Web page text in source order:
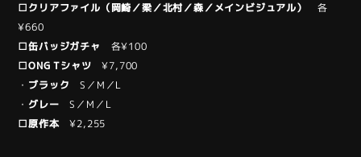
□クリアファイル（岡崎／梁／北村／森／メインビジュアル）
各
¥660
□缶バッジガチャ
各¥100
□ONG Tシャツ ¥7,700
・ ブラック S／M／L
・ グレー S／M／L
□原作本¥2,255